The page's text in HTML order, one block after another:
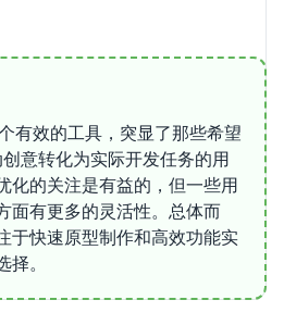
有效的工具，突显了那些希望
意转化为实际开发任务的用
化的关注是有益的，但一些用
面有更多的灵活性。总体而
于快速原型制作和高效功能实
。